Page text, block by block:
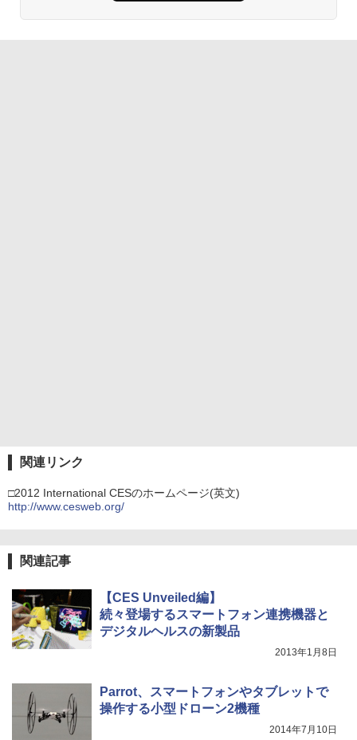
関連リンク
□2012 International CESのホームページ(英文)
http://www.cesweb.org/
関連記事
【CES Unveiled編】
続々登場するスマートフォン連携機器と
デジタルヘルスの新製品
2013年1月8日
Parrot、スマートフォンやタブレットで
操作する小型ドローン2機種
2014年7月10日